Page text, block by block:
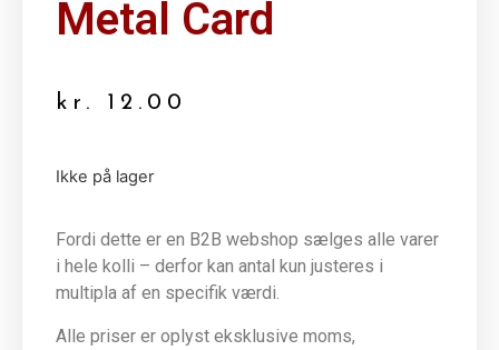
Metal Card
kr. 12.00
Ikke på lager
Fordi dette er en B2B webshop sælges alle varer
i hele kolli – derfor kan antal kun justeres i
multipla af en specifik værdi.
Alle priser er oplyst eksklusive moms,